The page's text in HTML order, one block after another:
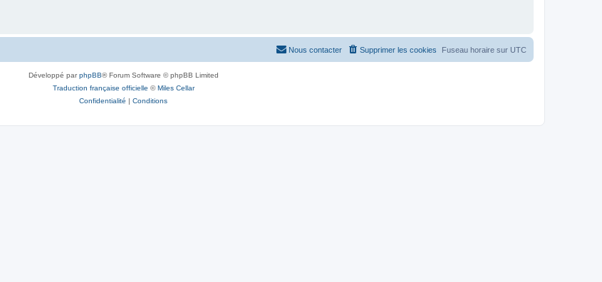
Fuseau horaire sur UTC
Supprimer les cookies
Nous contacter
Développé parphpBB® Forum Software © phpBB Limited
Traduction française officielle ©Miles Cellar
Confidentialité | Conditions